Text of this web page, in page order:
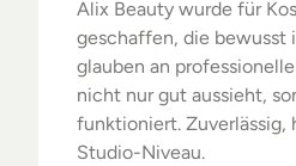
Alix Beauty wurde für
geschaffen, die bewusst
glauben an
nicht nur gut aussieht,
funktioniert.
Studio-Niveau.